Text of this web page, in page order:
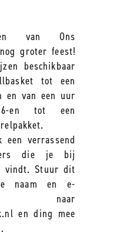
van Ons
groter feest!
beschikbaar
tot een
en van een uur
en tot een
een verrassend
die je bij
vindt. Stuur dit
naam en e-
naar
en ding mee